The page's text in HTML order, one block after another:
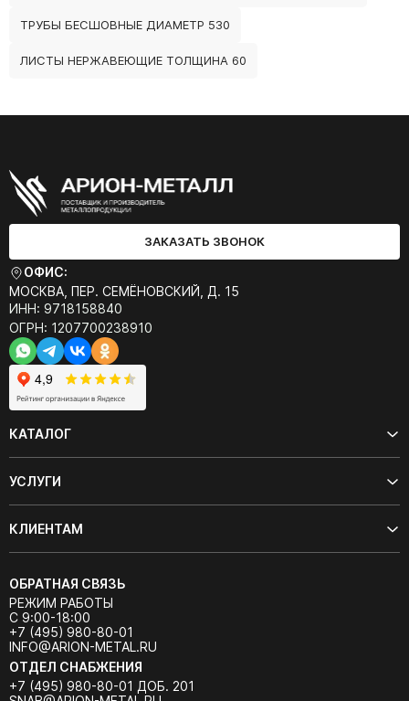
ТРУБЫ БЕСШОВНЫЕ ДИАМЕТР 530
ЛИСТЫ НЕРЖАВЕЮЩИЕ ТОЛЩИНА 60
ЗАКАЗАТЬ ЗВОНОК
ОФИС:
МОСКВА, ПЕР. СЕМЁНОВСКИЙ, Д. 15
ИНН: 9718158840
ОГРН: 1207700238910
КАТАЛОГ
УСЛУГИ
КЛИЕНТАМ
ОБРАТНАЯ СВЯЗЬ
РЕЖИМ РАБОТЫ
С 9:00-18:00
+7 (495) 980-80-01
INFO@ARION-METAL.RU
ОТДЕЛ СНАБЖЕНИЯ
+7 (495) 980-80-01 ДОБ. 201